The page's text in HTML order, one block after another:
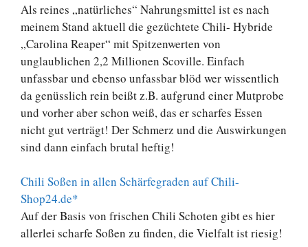
Als reines „natürliches“ Nahrungsmittel ist es nach
meinem Stand aktuell die gezüchtete Chili- Hybride
„Carolina Reaper“ mit Spitzenwerten von
unglaublichen 2,2 Millionen Scoville. Einfach
unfassbar und ebenso unfassbar blöd wer wissentlich
da genüsslich rein beißt z.B. aufgrund einer Mutprobe
und vorher aber schon weiß, das er scharfes Essen
nicht gut verträgt! Der Schmerz und die Auswirkungen
sind dann einfach brutal heftig!
Chili Soßen in allen Schärfegraden auf Chili-
Shop24.de*
Auf der Basis von frischen Chili Schoten gibt es hier
allerlei scharfe Soßen zu finden, die Vielfalt ist riesig!